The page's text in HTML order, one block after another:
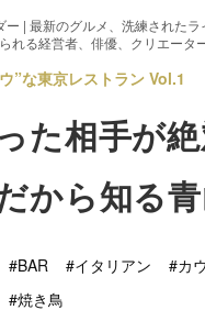
ー | 最新のグルメ、洗練された
れる経営者、俳優、クリエータ
”な東京レストラン Vol.1
った相手が
から知る
#BAR #イタリアン #カ
#焼き鳥